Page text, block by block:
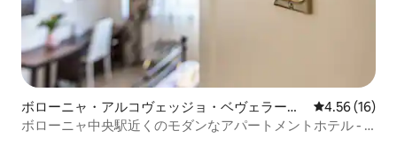
ボローニャ・アルコヴェッジョ・ベヴェラーラ
のホテル客室
レビュー16
4.56 (16)
ボローニャ中央駅近くのモダンなアパートメントホテル - 2